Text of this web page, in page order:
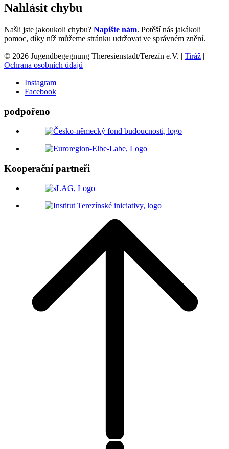
Nahlásit chybu
Našli jste jakoukoli chybu? Napište nám. Potěší nás jakákoli
pomoc, díky níž můžeme stránku udržovat ve správném znění.
© 2026 Jugendbegegnung Theresienstadt/Terezín e.V. | Tiráž |
Ochrana osobních údajů
Instagram
Facebook
podpořeno
Kooperační partneři